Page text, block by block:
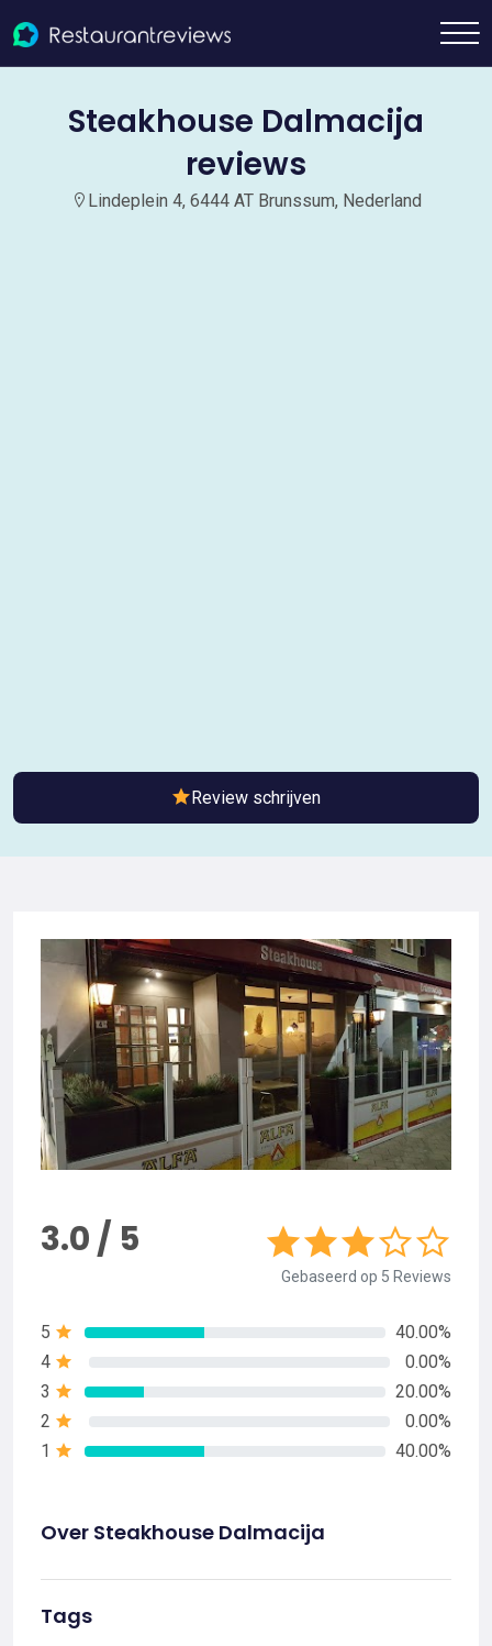
Steakhouse Dalmacija
reviews
Lindeplein 4, 6444 AT Brunssum, Nederland
Review schrijven
3.0 / 5
Gebaseerd op 5 Reviews
5
40.00%
4
0.00%
3
20.00%
2
0.00%
1
40.00%
Over Steakhouse Dalmacija
Tags